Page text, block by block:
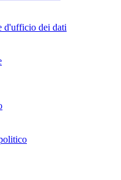
d'ufficio dei dati